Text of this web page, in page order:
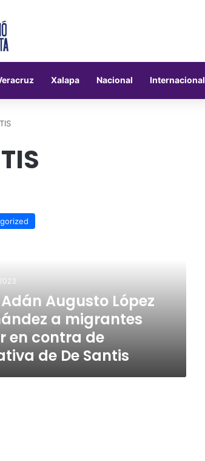
Xalapa Nacional Internacional
Augusto López
a migrantes
en contra de
de De Santis